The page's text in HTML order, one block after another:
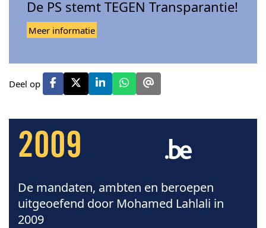
De PS stemt TEGEN Transparantie!
Meer informatie
Deel op
2009
De mandaten, ambten en beroepen
uitgeoefend door Mohamed Lahlali in
2009